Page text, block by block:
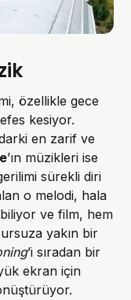
özellikle gece
kesiyor.
en zarif ve
’ın müzikleri ise
sürekli diri
o melodi, hala
ve film, hem
yakın bir
’i sıradan bir
ekran için